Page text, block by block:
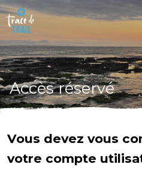
Accès réservé
Vous devez vous
votre compte